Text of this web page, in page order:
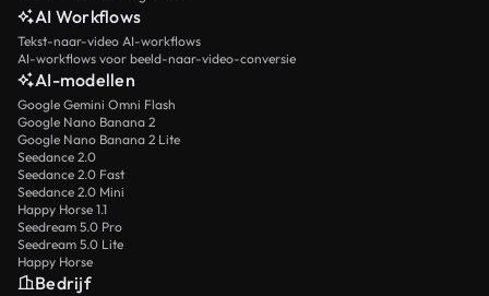
AI Workflows
Tekst-naar-video AI-workflows
AI-workflows voor beeld-naar-video-conversie
AI-modellen
Google Gemini Omni Flash
Google Nano Banana 2
Google Nano Banana 2 Lite
Seedance 2.0
Seedance 2.0 Fast
Seedance 2.0 Mini
Happy Horse 1.1
Seedream 5.0 Pro
Seedream 5.0 Lite
Happy Horse
Bedrijf